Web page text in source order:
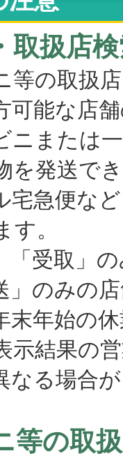
取扱店
の取扱
可能な店
たは一
を発送で
便など
す。
取」の
みの店
年始の
示結果の
る場合が
等の取